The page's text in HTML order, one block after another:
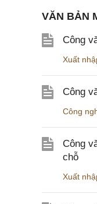
VĂN BẢN
Công
Xuất
Công
Công
Công
chỗ
Xuất